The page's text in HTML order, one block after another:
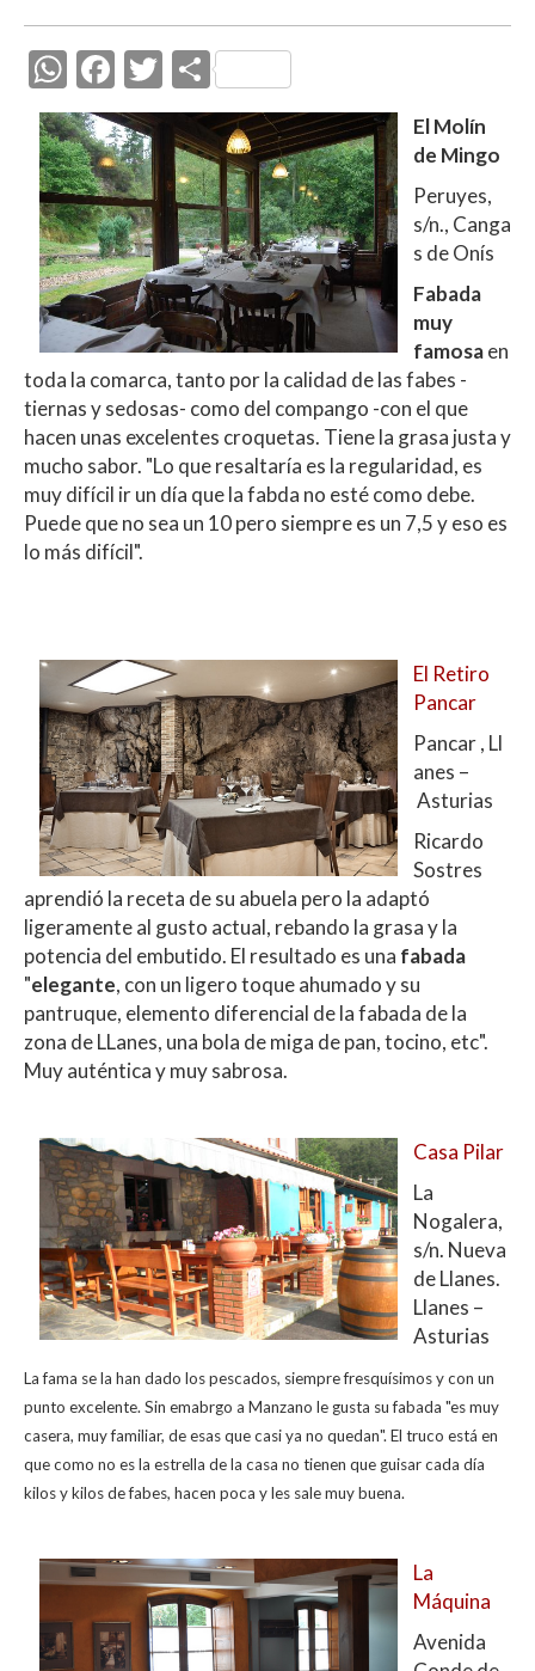
W
h
at
s
A
p
p
F
ac
e
b
o
o
k
T
w
itt
er
C
o
m
p
ar
ti
r
El Molín
de Mingo
Peruyes,
s/n., Canga
s de Onís
Fabada
muy
famosaen
toda la comarca, tanto por la calidad de las fabes -
tiernas y sedosas- como del compango -con el que
hacen unas excelentes croquetas. Tiene la grasa justa y
mucho sabor. "Lo que resaltaría es la regularidad, es
muy difícil ir un día que la fabda no esté como debe.
Puede que no sea un 10 pero siempre es un 7,5 y eso es
lo más difícil".
El Retiro
Pancar
Pancar , Ll
anes –
Asturias
Ricardo
Sostres
aprendió la receta de su abuela pero la adaptó
ligeramente al gusto actual, rebando la grasa y la
potencia del embutido. El resultado es una fabada
"elegante, con un ligero toque ahumado y su
pantruque, elemento diferencial de la fabada de la
zona de LLanes, una bola de miga de pan, tocino, etc".
Muy auténtica y muy sabrosa.
Casa Pilar
La
Nogalera,
s/n. Nueva
de Llanes.
Llanes –
Asturias
La fama se la han dado los pescados, siempre fresquísimos y con un
punto excelente. Sin emabrgo a Manzano le gusta su fabada "es muy
casera, muy familiar, de esas que casi ya no quedan". El truco está en
que como no es la estrella de la casa no tienen que guisar cada día
kilos y kilos de fabes, hacen poca y les sale muy buena.
La
Máquina
Avenida